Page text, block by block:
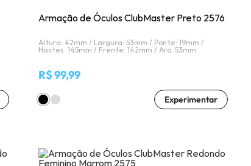
Armação de Óculos ClubMaster Preto 2576
Altura: 42mm / Largura: 53mm / Ponte: 19mm /
Hastes: 145mm / Frente: 142mm /Aro: 53mm
R$ 99,99
Experimentar